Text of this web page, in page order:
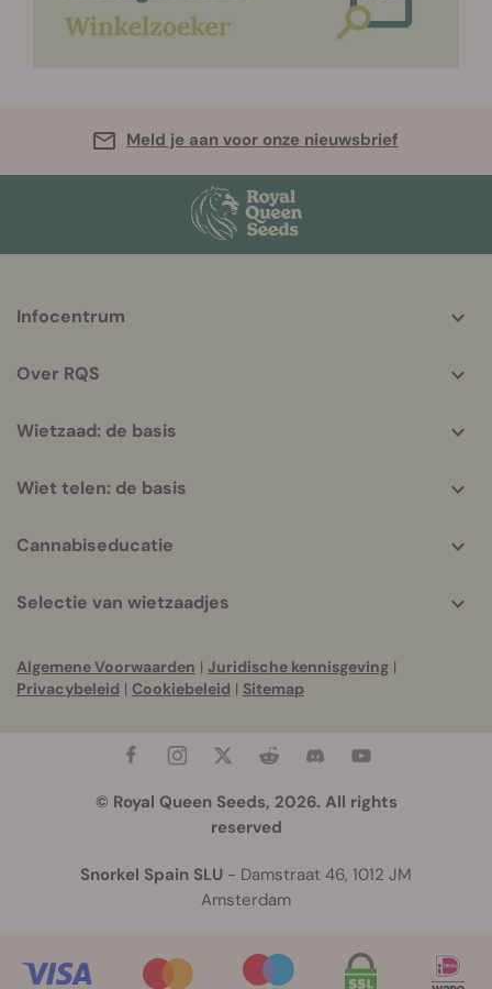
Meld je aan voor onze nieuwsbrief
helpful
Infocentrum
Over RQS
Wietzaad: de basis
Wiet telen: de basis
Cannabiseducatie
Selectie van wietzaadjes
Algemene Voorwaarden | Juridische kennisgeving |
Privacybeleid | Cookiebeleid | Sitemap
© Royal Queen Seeds, 2026. All rights
reserved
Snorkel Spain SLU - Damstraat 46, 1012 JM
Amsterdam